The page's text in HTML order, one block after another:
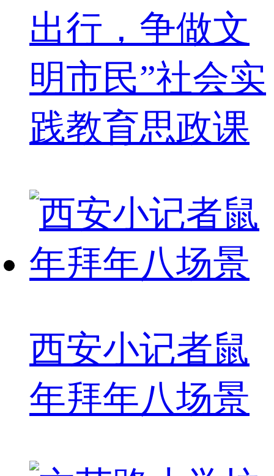
出行，争做文
明市民”社会实
践教育思政课
西安小记者鼠
年拜年八场景